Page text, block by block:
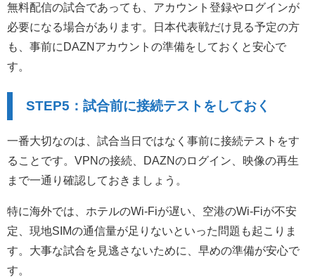
無料配信の試合であっても、アカウント登録やログインが
必要になる場合があります。日本代表戦だけ見る予定の方
も、事前にDAZNアカウントの準備をしておくと安心で
す。
STEP5：試合前に接続テストをしておく
一番大切なのは、試合当日ではなく事前に接続テストをす
ることです。VPNの接続、DAZNのログイン、映像の再生
まで一通り確認しておきましょう。
特に海外では、ホテルのWi-Fiが遅い、空港のWi-Fiが不安
定、現地SIMの通信量が足りないといった問題も起こりま
す。大事な試合を見逃さないために、早めの準備が安心で
す。